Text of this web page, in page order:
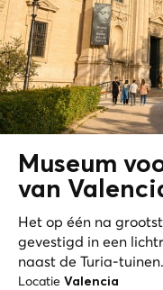
Museum
van
Het op één na
gevestigd in een
naast de Turia-tuinen.
Locatie Valencia